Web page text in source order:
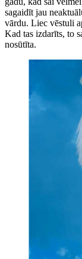
sagaidīt jau
vārdu. Liec vēstuli
Kad tas izdarīts, to
nosūtīta.